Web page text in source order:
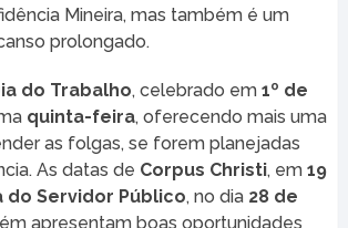
Mineira, mas também é um
prolongado.
do Trabalho, celebrado em 1º de
quinta-feira, oferecendo mais uma
as folgas, se forem planejadas
As datas de Corpus Christi, em 19
do Servidor Público, no dia 28 de
apresentam boas oportunidades